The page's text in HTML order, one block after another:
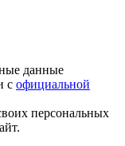
данные
с официальной
персональных